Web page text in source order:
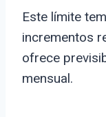
Este límite
incrementos
ofrece
mensual.